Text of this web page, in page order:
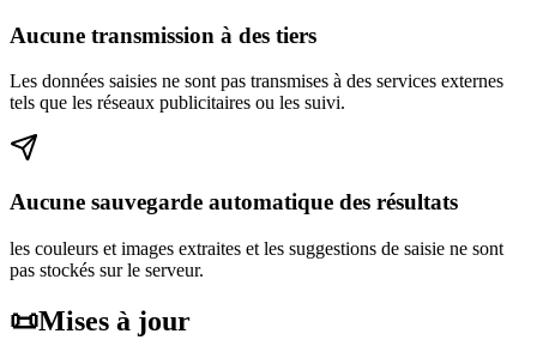
Aucune transmission à des tiers
Les données saisies ne sont pas transmises à des services externes
tels que les réseaux publicitaires ou les suivi.
Aucune sauvegarde automatique des résultats
les couleurs et images extraites et les suggestions de saisie ne sont
pas stockés sur le serveur.
📜Mises à jour